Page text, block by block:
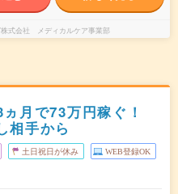
株式会社 メディカルケア事業部
月で73万円稼ぐ！
相手から
土日祝日が休み WEB登録OK